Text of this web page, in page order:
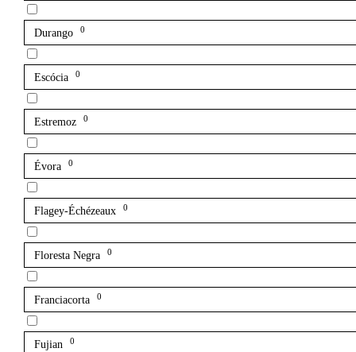
Durango 0
Escócia 0
Estremoz 0
Évora 0
Flagey-Échézeaux 0
Floresta Negra 0
Franciacorta 0
Fujian 0